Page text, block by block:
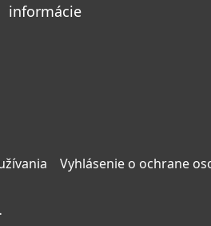
informácie
Vyhlásenie o ochrane